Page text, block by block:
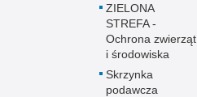
ZIELONA
STREFA -
Ochrona zwierząt
i środowiska
Skrzynka
podawcza